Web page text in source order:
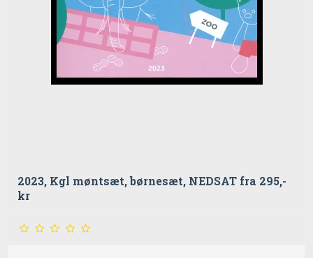
2023, Kgl møntsæt, børnesæt, NEDSAT fra 295,-
kr